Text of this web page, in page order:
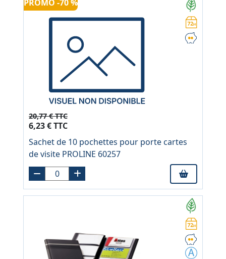
PROMO -70 %
20,77 € TTC
6,23 € TTC
Sachet de 10 pochettes pour porte cartes
de visite PROLINE 60257